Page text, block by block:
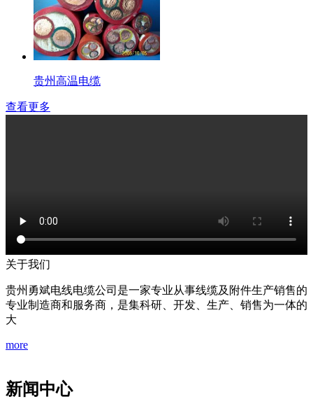
贵州高温电缆
查看更多
关于我们
贵州勇斌电线电缆公司是一家专业从事线缆及附件生产销售的
专业制造商和服务商，是集科研、开发、生产、销售为一体的
大
more
新闻中心